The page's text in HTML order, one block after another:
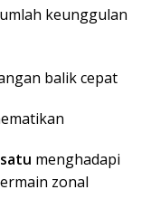
keunggulan
balik cepat
menghadapi
zonal